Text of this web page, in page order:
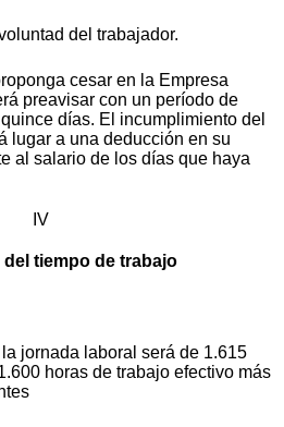
del trabajador.
cesar en la Empresa
preavisar con un período de
días. El incumplimiento del
lugar a una deducción en su
al salario de los días que haya
IV
tiempo de trabajo
jornada laboral será de 1.615
horas de trabajo efectivo más